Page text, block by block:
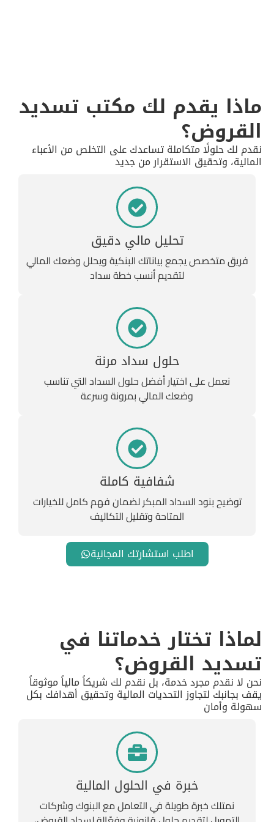
ماذا يقدم لك مكتب تسديد
القروض؟
نقدم لك حلولًا متكاملة تساعدك على التخلص من الأعباء
المالية، وتحقيق الاستقرار من جديد
تحليل مالي دقيق
فريق متخصص يجمع بياناتك البنكية ويحلل وضعك المالي
لتقديم أنسب خطة سداد
حلول سداد مرنة
نعمل على اختيار أفضل حلول السداد التي تناسب
وضعك المالي بمرونة وسرعة
شفافية كاملة
توضيح بنود السداد المبكر لضمان فهم كامل للخيارات
المتاحة وتقليل التكاليف
اطلب استشارتك المجانية
لماذا تختار خدماتنا في
تسديد القروض؟
نحن لا نقدم مجرد خدمة، بل نقدم لك شريكاً مالياً موثوقاً
يقف بجانبك لتجاوز التحديات المالية وتحقيق أهدافك بكل
سهولة وأمان
خبرة في الحلول المالية
نمتلك خبرة طويلة في التعامل مع البنوك وشركات